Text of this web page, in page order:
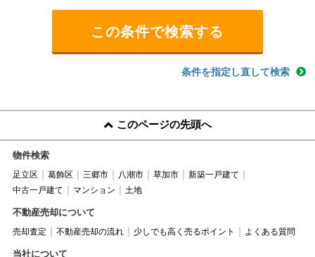
条件を指定し直して検索
このページの先頭へ
物件検索
足立区 葛飾区 三郷市 八潮市 草加市
新築一戸建て
中古一戸建て
マンション 土地
不動産売却について
売却査定 不動産売却の流れ 少しでも高く売るポイント よくある質問
当社について